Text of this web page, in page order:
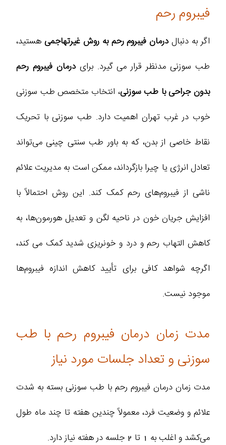
فیبروم رحم
اگر به دنبالدرمان فیبروم رحم به روش غیرتهاجمی هستید،
طب سوزنی مدنظر قرار می گیرد. برایدرمان فیبروم رحم
بدون جراحی با طب سوزنی، انتخاب متخصص طب سوزنی
خوب در غرب تهران اهمیت دارد. طب سوزنی با تحریک
نقاط خاصی از بدن، که به باور طب سنتی چینی می‌تواند
تعادل انرژی یا چیرا بازگرداند، ممکن است به مدیریت علائم
ناشی از فیبروم‌های رحم کمک کند. این روش احتمالاً با
افزایش جریان خون در ناحیه لگن و تعدیل هورمون‌ها، به
کاهش التهاب رحم و درد و خونریزی شدید کمک می کند،
اگرچه شواهد کافی برای تأیید کاهش اندازه فیبروم‌ها
موجود نیست.
مدت زمان درمان فیبروم رحم با طب
سوزنی و تعداد جلسات مورد نیاز
مدت زمان درمان فیبروم رحم با طب سوزنی بسته به شدت
علائم و وضعیت فرد، معمولاً چندین هفته تا چند ماه طول
می‌کشد و اغلب به 1 تا 2 جلسه در هفته نیاز دارد.